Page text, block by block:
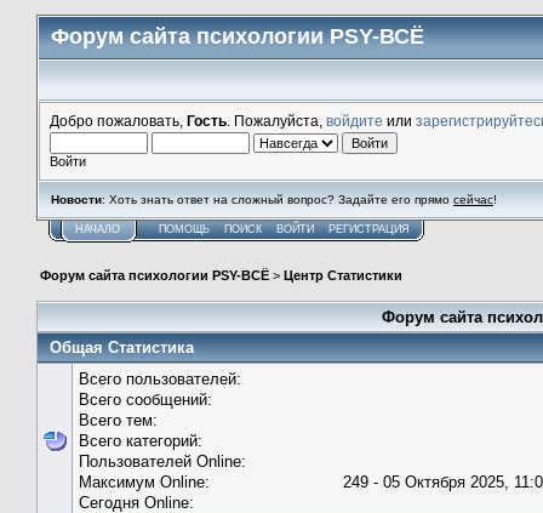
Форум сайта психологии PSY-ВСЁ
Добро пожаловать, Гость . Пожалуйста, войдите или
Войти
Новости: Хоть знать ответ на сложный вопрос? Задайте его прямо сейчас!
НАЧАЛО ПОМОЩЬ ПОИСК ВОЙТИ РЕГИСТРАЦИЯ
Форум сайта психологии PSY-ВСЁ > Центр Статистики
Форум сайта
Общая Статистика
Всего пользователей:
Всего сообщений:
Всего тем:
Всего категорий:
Пользователей Online:
Максимум Online:
249 - 05 Октября 2025,
Сегодня Online: